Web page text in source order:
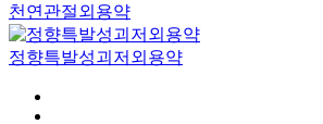
천연관절외용약
정향특발성괴저외용약